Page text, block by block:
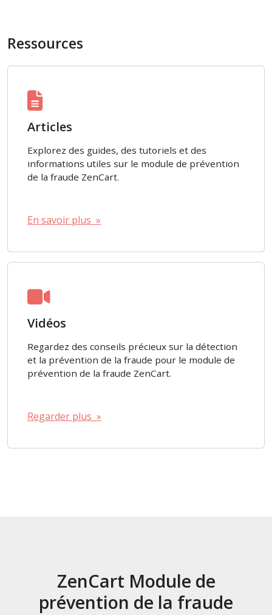
Ressources
Articles
Explorez des guides, des tutoriels et des
informations utiles sur le module de prévention
de la fraude ZenCart.
En savoir plus »
Vidéos
Regardez des conseils précieux sur la détection
et la prévention de la fraude pour le module de
prévention de la fraude ZenCart.
Regarder plus »
ZenCart Module de
prévention de la fraude